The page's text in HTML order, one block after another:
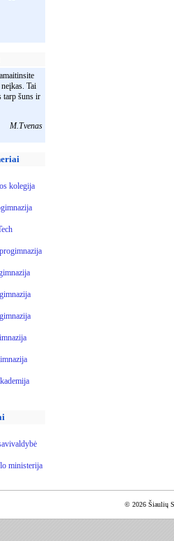
Tai
tarp šuns ir
M.Tvenas
© 2026 Šiaulių